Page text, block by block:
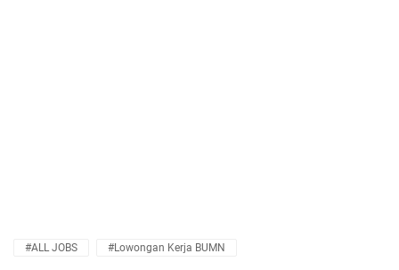
#ALL JOBS #Lowongan Kerja BUMN